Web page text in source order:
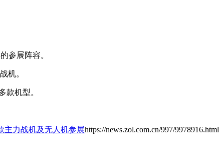
参展阵容。
机。
款机型。
主力战机及无人机参展https://news.zol.com.cn/997/9978916.html